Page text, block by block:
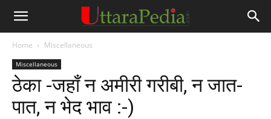
Home Miscellaneous
Miscellaneous
ठेका -जहाँ न अमीरी गरीबी, न जात-
पात, न भेद भाव :-)